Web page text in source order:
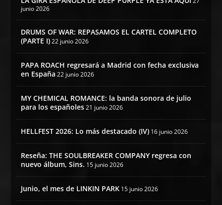
junio 2026
DRUMS OF WAR: REPASAMOS EL CARTEL COMPLETO
(PARTE I) 22 junio 2026
PAPA ROACH regresará a Madrid con fecha exclusiva
en España 22 junio 2026
MY CHEMICAL ROMANCE: la banda sonora de julio
para los españoles 21 junio 2026
HELLFEST 2026: Lo más destacado (IV) 16 junio 2026
Reseña: THE SOULBREAKER COMPANY regresa con
nuevo álbum, Sins. 15 junio 2026
Junio, el mes de LINKIN PARK 15 junio 2026